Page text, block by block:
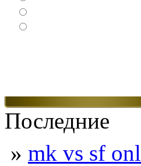
Последние
» mk vs sf